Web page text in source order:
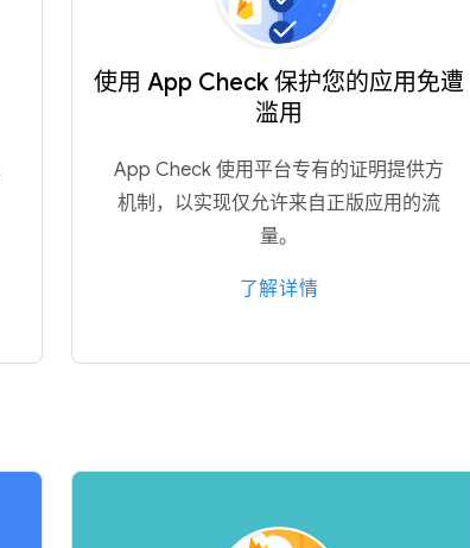
使用 App Check 保护您的应用免遭
滥用
App Check 使用平台专有的证明提供方
机制，以实现仅允许来自正版应用的流
量。
了解详情